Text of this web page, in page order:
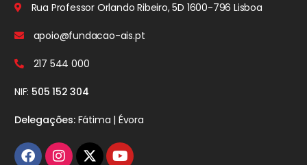
Rua Professor Orlando Ribeiro, 5D 1600-796 Lisboa
apoio@fundacao-ais.pt
217 544 000
NIF: 505 152 304
Delegações:Fátima | Évora